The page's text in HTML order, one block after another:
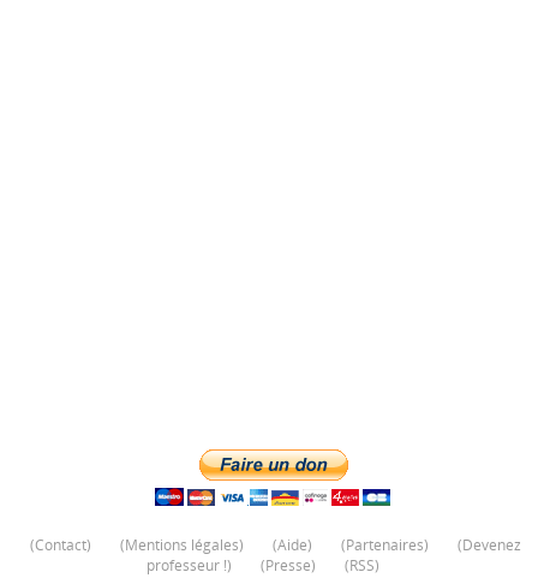
(Contact) (Mentions légales) (Aide) (Partenaires) (Devenez
professeur !) (Presse) (RSS)